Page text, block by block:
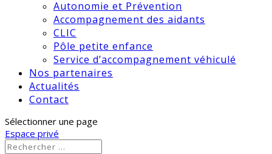
Autonomie et Prévention
Accompagnement des aidants
CLIC
Pôle petite enfance
Service d’accompagnement véhiculé
Nos partenaires
Actualités
Contact
Sélectionner une page
Espace privé